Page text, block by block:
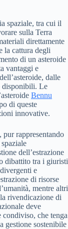
spaziale, tra cui il
sulla Terra
direttamente
la cattura degli
di un asteroide
vantaggi e
dalle
disponibili. Le
Bennu
di queste
innovative.
rappresentando
dell’estrazione
dibattito tra i giuristi
e
di risorse
mentre altri
rivendicazione di
deve
che tenga
gestione sostenibile